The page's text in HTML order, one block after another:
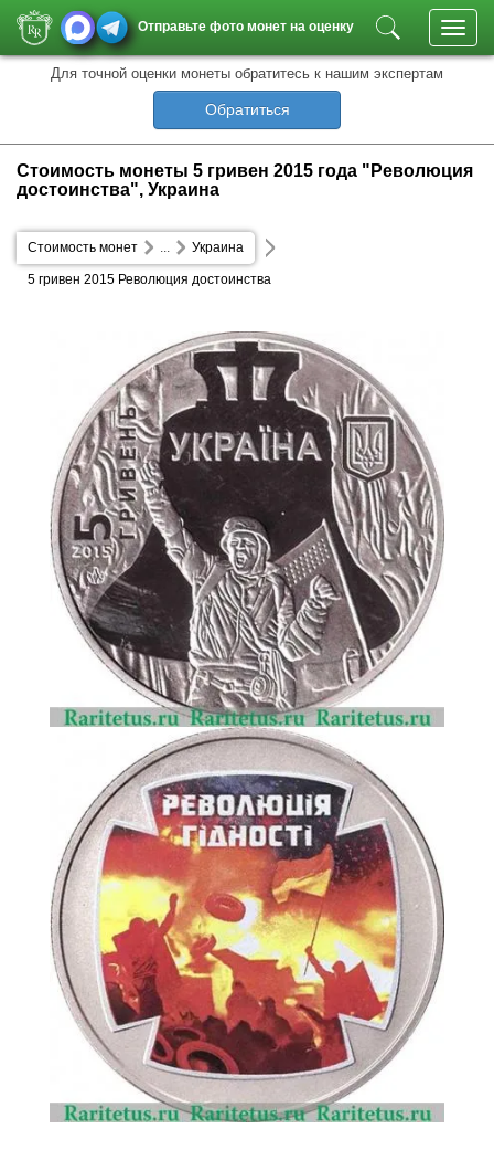
Отправьте фото монет на оценку
Для точной оценки монеты обратитесь к нашим экспертам
Обратиться
Стоимость монеты 5 гривен 2015 года "Революция
достоинства", Украина
Стоимость монет Украина
...
5 гривен 2015 Революция достоинства